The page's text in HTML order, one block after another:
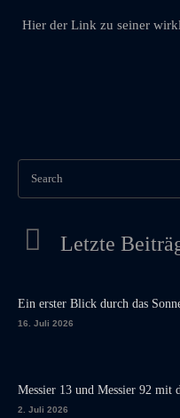
Hier der Link zu seiner
Search
Letzte
Ein erster Blick durch das
16. Juli 2026
Messier 13 und Messier 92 mit
2. Juli 2026